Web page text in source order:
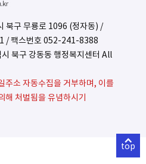
top
북구 무룡로 1096 (정자동) /
/ 팩스번호 052-241-8388
북구 강동동 행정복지센터 All
주소 자동수집을 거부하며, 이를
해 처벌됨을 유념하시기